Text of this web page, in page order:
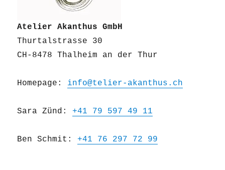
Atelier Akanthus GmbH
Thurtalstrasse 30
CH-8478 Thalheim an der Thur
Homepage: info@telier-akanthus.ch
Sara Zünd:+41 79 597 49 11
Ben Schmit:+41 76 297 72 99